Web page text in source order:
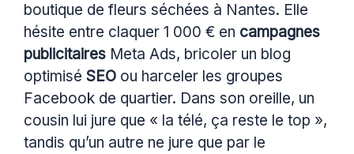
boutique de fleurs séchées à Nantes. Elle
hésite entre claquer 1 000 € en campagnes
publicitaires Meta Ads, bricoler un blog
optimisé SEO ou harceler les groupes
Facebook de quartier. Dans son oreille, un
cousin lui jure que « la télé, ça reste le top »,
tandis qu’un autre ne jure que par le